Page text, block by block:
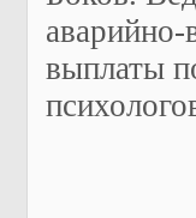
аварийно-
выплаты